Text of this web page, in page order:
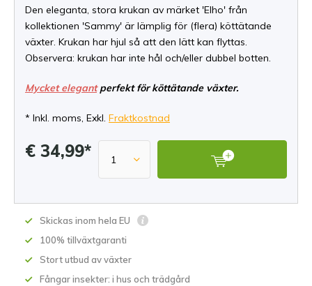
Den eleganta, stora krukan av märket 'Elho' från
kollektionen 'Sammy' är lämplig för (flera) köttätande
växter. Krukan har hjul så att den lätt kan flyttas.
Observera: krukan har inte hål och/eller dubbel botten.
Mycket elegantperfekt för köttätande växter.
* Inkl. moms, Exkl. Fraktkostnad
€ 34,99*
Skickas inom hela EU
100% tillväxtgaranti
Stort utbud av växter
Fångar insekter: i hus och trädgård